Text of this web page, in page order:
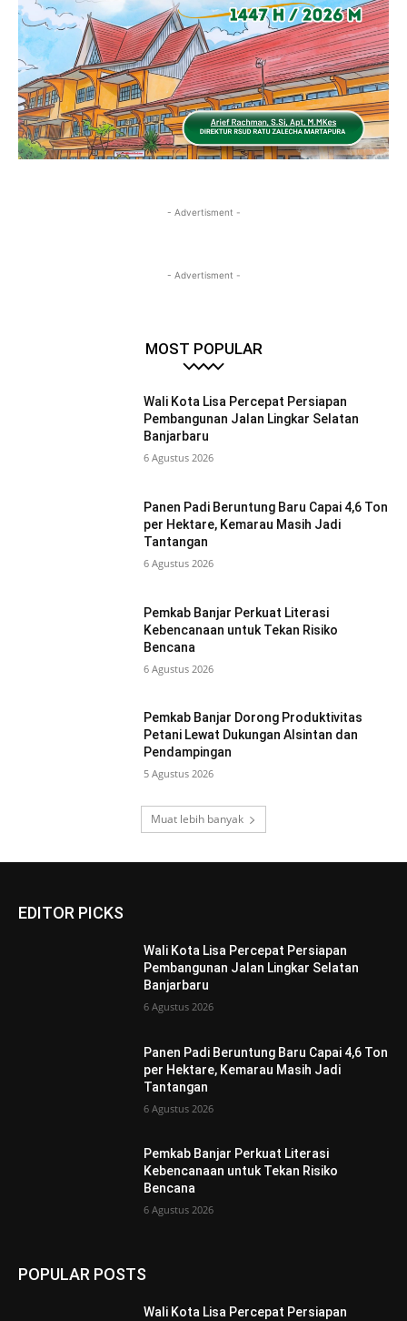
- Advertisment -
- Advertisment -
MOST POPULAR
Wali Kota Lisa Percepat Persiapan
Pembangunan Jalan Lingkar Selatan
Banjarbaru
6 Agustus 2026
Panen Padi Beruntung Baru Capai 4,6 Ton
per Hektare, Kemarau Masih Jadi
Tantangan
6 Agustus 2026
Pemkab Banjar Perkuat Literasi
Kebencanaan untuk Tekan Risiko
Bencana
6 Agustus 2026
Pemkab Banjar Dorong Produktivitas
Petani Lewat Dukungan Alsintan dan
Pendampingan
5 Agustus 2026
Muat lebih banyak
EDITOR PICKS
Wali Kota Lisa Percepat Persiapan
Pembangunan Jalan Lingkar Selatan
Banjarbaru
6 Agustus 2026
Panen Padi Beruntung Baru Capai 4,6 Ton
per Hektare, Kemarau Masih Jadi
Tantangan
6 Agustus 2026
Pemkab Banjar Perkuat Literasi
Kebencanaan untuk Tekan Risiko
Bencana
6 Agustus 2026
POPULAR POSTS
Wali Kota Lisa Percepat Persiapan